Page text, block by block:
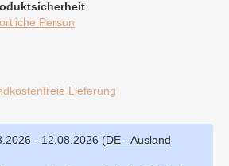
Person
Lieferung
- 12.08.2026 (DE - Ausland